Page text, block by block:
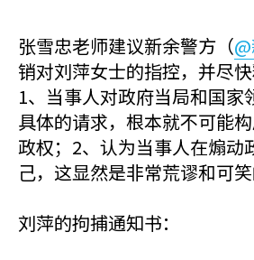
张雪忠老师建议新余警方（
销对刘萍女士的指控，并尽快
1、当事人对政府当局和国家
具体的请求，根本就不可能
政权；2、认为当事人在煽动
己，这显然是非常荒谬和可笑
刘萍的拘捕通知书：